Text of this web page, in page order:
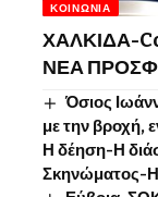
ΚΟΙΝΩΝΊΑ
ΧΑΛΚΙΔΑ-
ΝΕΑ
Όσιος
με την βροχή,
Η δέηση-Η
Σκηνώματος-Η